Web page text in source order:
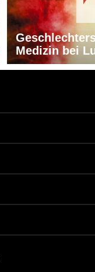
Medizin bei